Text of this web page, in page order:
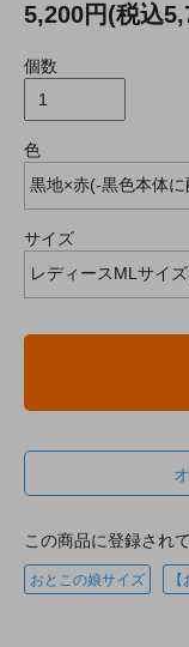
5,200円(税込
個数
色
サイズ
この商品に登録され
おとこの娘サイズ